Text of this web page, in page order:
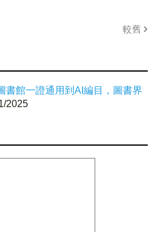
較舊
書館一證通用到AI編目，圖書界
2025